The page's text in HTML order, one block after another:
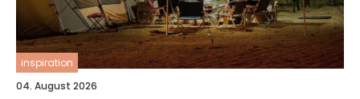
inspiration
04. August 2026